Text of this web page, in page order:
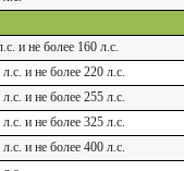
и не более 160 л.с.
и не более 220 л.с.
и не более 255 л.с.
и не более 325 л.с.
и не более 400 л.с.